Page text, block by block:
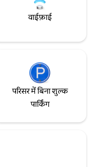
वाईफ़ाई
परिसर में बिना शुल्क
पार्किंग